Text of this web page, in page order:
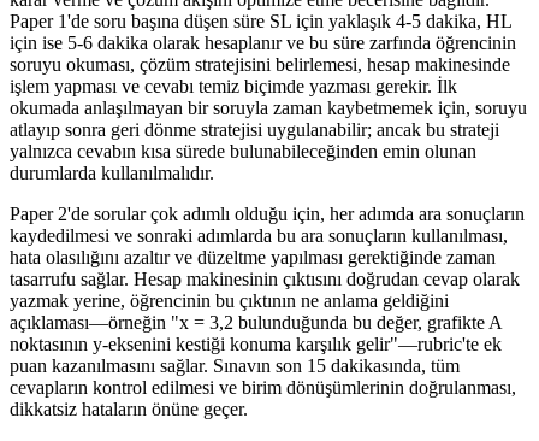
Paper 1'de soru başına düşen süre SL için yaklaşık 4-5 dakika, HL
için ise 5-6 dakika olarak hesaplanır ve bu süre zarfında öğrencinin
soruyu okuması, çözüm stratejisini belirlemesi, hesap makinesinde
işlem yapması ve cevabı temiz biçimde yazması gerekir. İlk
okumada anlaşılmayan bir soruyla zaman kaybetmemek için, soruyu
atlayıp sonra geri dönme stratejisi uygulanabilir; ancak bu strateji
yalnızca cevabın kısa sürede bulunabileceğinden emin olunan
durumlarda kullanılmalıdır.
Paper 2'de sorular çok adımlı olduğu için, her adımda ara sonuçların
kaydedilmesi ve sonraki adımlarda bu ara sonuçların kullanılması,
hata olasılığını azaltır ve düzeltme yapılması gerektiğinde zaman
tasarrufu sağlar. Hesap makinesinin çıktısını doğrudan cevap olarak
yazmak yerine, öğrencinin bu çıktının ne anlama geldiğini
açıklaması—örneğin "x = 3,2 bulunduğunda bu değer, grafikte A
noktasının y-eksenini kestiği konuma karşılık gelir"—rubric'te ek
puan kazanılmasını sağlar. Sınavın son 15 dakikasında, tüm
cevapların kontrol edilmesi ve birim dönüşümlerinin doğrulanması,
dikkatsiz hataların önüne geçer.